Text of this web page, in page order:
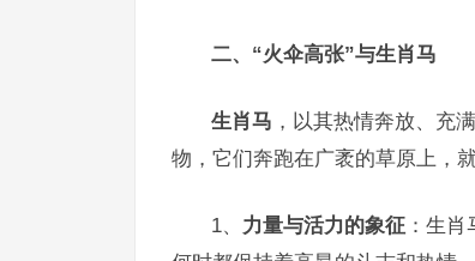
二、“火伞高张”与生肖马
生肖马 ，以其热情奔放、充
物，它们奔跑在广袤的草原上，
1、 力量与活力的象征 ：生